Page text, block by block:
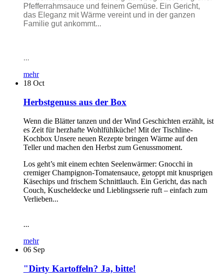
Pfefferrahmsauce und feinem Gemüse. Ein Gericht,
das Eleganz mit Wärme vereint und in der ganzen
Familie gut ankommt...
...
mehr
18 Oct
Herbstgenuss aus der Box
Wenn die Blätter tanzen und der Wind Geschichten erzählt, ist
es Zeit für herzhafte Wohlfühlküche! Mit der Tischline-
Kochbox Unsere neuen Rezepte bringen Wärme auf den
Teller und machen den Herbst zum Genussmoment.
Los geht’s mit einem echten Seelenwärmer: Gnocchi in
cremiger Champignon-Tomatensauce, getoppt mit knusprigen
Käsechips und frischem Schnittlauch. Ein Gericht, das nach
Couch, Kuscheldecke und Lieblingsserie ruft – einfach zum
Verlieben...
...
mehr
06 Sep
"Dirty Kartoffeln? Ja, bitte!